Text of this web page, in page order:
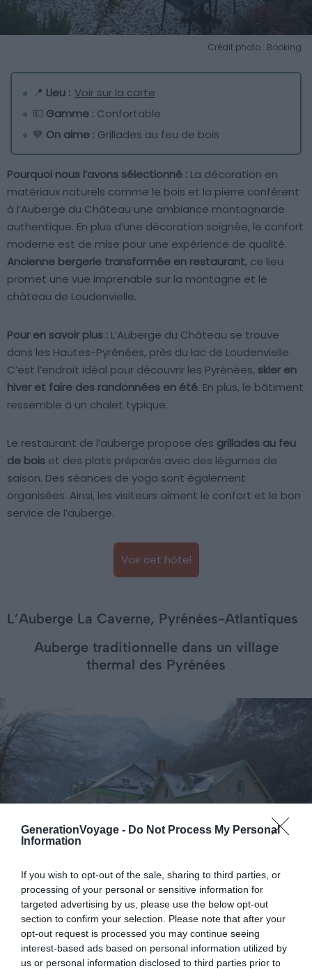
GenerationVoyage - Do Not Process My Personal
Information
If you wish to opt-out of the sale, sharing to third parties, or
processing of your personal or sensitive information for
targeted advertising by us, please use the below opt-out
section to confirm your selection. Please note that after your
opt-out request is processed you may continue seeing
interest-based ads based on personal information utilized by
us or personal information disclosed to third parties prior to
Crédit photo : Booking
📍 Lieu : Voir sur la carte
💶 Gamme : Confortable
💙 On aime : Grillades au feu de bois
Pourquoi nous l’avons sélectionné : La décoration en
matériaux naturels comme le bois et la pierre confèrent
à l’Auberge du Château une ambiance montagnarde
authentique. En plus d’une décoration soignée, le confort
moderne est de mise pour une expérience de qualité.
Ancienne bergerie transformée en restaurant, ce lieu
promet une vue imprenable sur la montagne et le
château de Loudenvielle.
Pour en savoir plus : L’Auberge du Château se trouve
dans les Hautes-Pyrénées, près du lac de Loudenvielle.
C’est l’endroit idéal pour découvrir les Pyrénées, skier en
hiver et faire des randonnées en été. En plus, le bâtiment
ressemble à un chalet typique.
Le restaurant de l’auberge propose des grillades au feu
de bois et des plats préparés avec des légumes de
saison. Des séances de yoga sont également
organisées. Ainsi, les visiteurs aiment le confort et le bon
service de l’auberge.
Voir cet hôtel
L’Auberge La Caverne, Pyrénées-Atlantiques
Auberge traditionnelle dans un village
thermal des Pyrénées
Crédit photo : Booking